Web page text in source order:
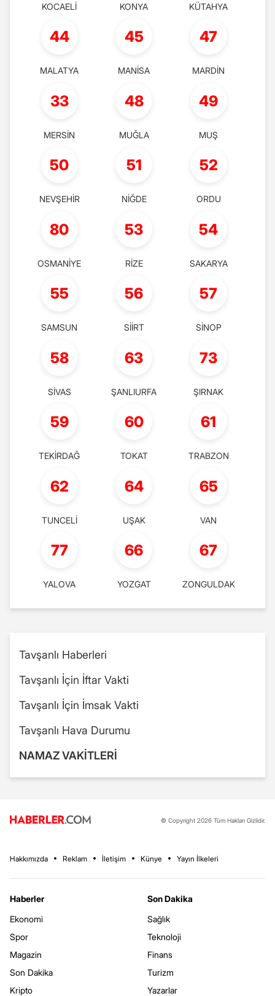
KOCAELİ KONYA KÜTAHYA
44
MALATYA
45
MANİSA
47
MARDİN
33
MERSİN
48
MUĞLA
49
MUŞ
50
NEVŞEHİR
51
NİĞDE
52
ORDU
80
OSMANİYE
53
RİZE
54
SAKARYA
55
SAMSUN
56
SİİRT
57
SİNOP
58
SİVAS
63
ŞANLIURFA
73
ŞIRNAK
59
TEKİRDAĞ
60
TOKAT
61
TRABZON
62
TUNCELİ
64
UŞAK
65
VAN
77
YALOVA
66
YOZGAT
67
ZONGULDAK
Tavşanlı Haberleri
Tavşanlı İçin İftar Vakti
Tavşanlı İçin İmsak Vakti
Tavşanlı Hava Durumu
NAMAZ VAKİTLERİ
© Copyright 2026 Tüm Hakları Gizlidir.
Hakkımızda Reklam İletişim Künye Yayın İlkeleri
Haberler
Ekonomi
Spor
Magazin
Son Dakika
Kripto
Son Dakika
Sağlık
Teknoloji
Finans
Turizm
Yazarlar